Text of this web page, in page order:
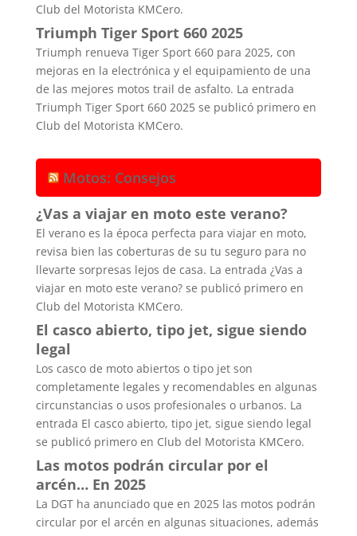
Club del Motorista KMCero.
Triumph Tiger Sport 660 2025
Triumph renueva Tiger Sport 660 para 2025, con
mejoras en la electrónica y el equipamiento de una
de las mejores motos trail de asfalto. La entrada
Triumph Tiger Sport 660 2025 se publicó primero en
Club del Motorista KMCero.
Motos: Consejos
¿Vas a viajar en moto este verano?
El verano es la época perfecta para viajar en moto,
revisa bien las coberturas de su tu seguro para no
llevarte sorpresas lejos de casa. La entrada ¿Vas a
viajar en moto este verano? se publicó primero en
Club del Motorista KMCero.
El casco abierto, tipo jet, sigue siendo
legal
Los casco de moto abiertos o tipo jet son
completamente legales y recomendables en algunas
circunstancias o usos profesionales o urbanos. La
entrada El casco abierto, tipo jet, sigue siendo legal
se publicó primero en Club del Motorista KMCero.
Las motos podrán circular por el
arcén… En 2025
La DGT ha anunciado que en 2025 las motos podrán
circular por el arcén en algunas situaciones, además